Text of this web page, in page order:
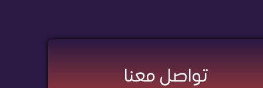
تواصل معنا